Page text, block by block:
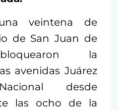
veintena de
de San Juan de
la
avenidas Juárez
desde
las ocho de la